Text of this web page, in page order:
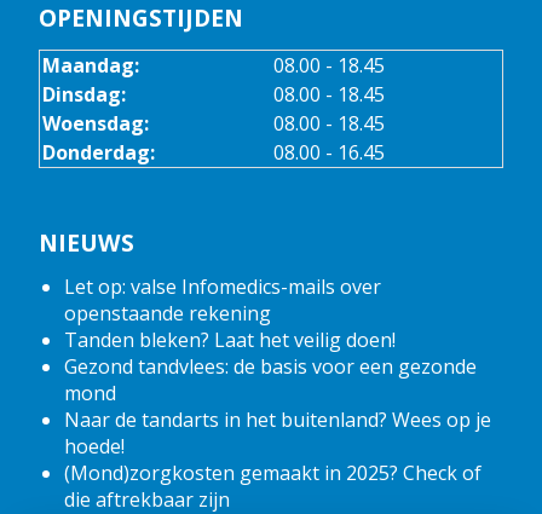
OPENINGSTIJDEN
Maandag:
08.00 - 18.45
Dinsdag:
08.00 - 18.45
Woensdag:
08.00 - 18.45
Donderdag:
08.00 - 16.45
NIEUWS
Let op: valse Infomedics-mails over
openstaande rekening
Tanden bleken? Laat het veilig doen!
Gezond tandvlees: de basis voor een gezonde
mond
Naar de tandarts in het buitenland? Wees op je
hoede!
(Mond)zorgkosten gemaakt in 2025? Check of
die aftrekbaar zijn